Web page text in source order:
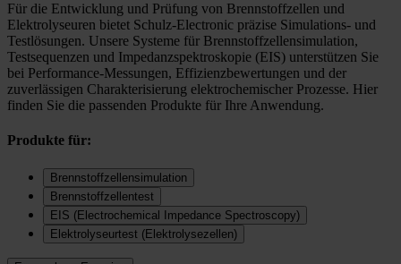
Für die Entwicklung und Prüfung von Brennstoffzellen und
Elektrolyseuren bietet Schulz-Electronic präzise Simulations- und
Testlösungen. Unsere Systeme für Brennstoffzellensimulation,
Testsequenzen und Impedanzspektroskopie (EIS) unterstützen Sie
bei Performance-Messungen, Effizienzbewertungen und der
zuverlässigen Charakterisierung elektrochemischer Prozesse. Hier
finden Sie die passenden Produkte für Ihre Anwendung.
Produkte für:
Brennstoffzellensimulation
Brennstoffzellentest
EIS (Electrochemical Impedance Spectroscopy)
Elektrolyseurtest (Elektrolysezellen)